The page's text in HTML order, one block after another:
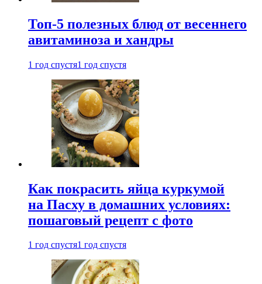
Топ-5 полезных блюд от весеннего
авитаминоза и хандры
1 год спустя1 год спустя
Как покрасить яйца куркумой
на Пасху в домашних условиях:
пошаговый рецепт с фото
1 год спустя1 год спустя